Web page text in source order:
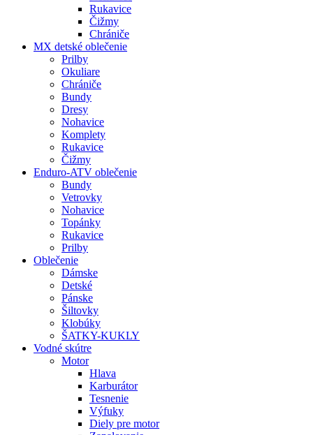
Rukavice
Čižmy
Chrániče
MX detské oblečenie
Prilby
Okuliare
Chrániče
Bundy
Dresy
Nohavice
Komplety
Rukavice
Čižmy
Enduro-ATV oblečenie
Bundy
Vetrovky
Nohavice
Topánky
Rukavice
Prilby
Oblečenie
Dámske
Detské
Pánske
Šiltovky
Klobúky
ŠATKY-KUKLY
Vodné skútre
Motor
Hlava
Karburátor
Tesnenie
Výfuky
Diely pre motor